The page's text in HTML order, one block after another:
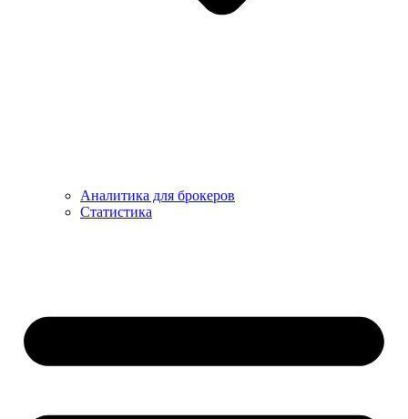
Аналитика для брокеров
Статистика